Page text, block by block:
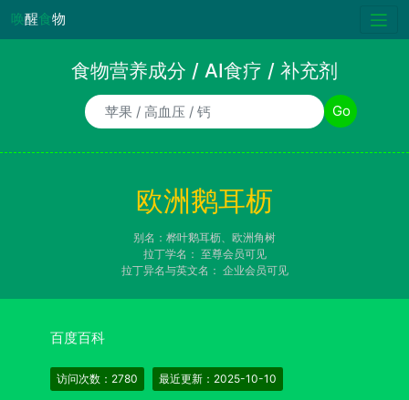
唤醒食物
食物营养成分 / AI食疗 / 补充剂
食物/AI食疗诉求/补充剂名称 Go
欧洲鹅耳枥
别名：桦叶鹅耳枥、欧洲角树
拉丁学名： 至尊会员可见
拉丁异名与英文名： 企业会员可见
百度百科
访问次数：2780 最近更新：2025-10-10